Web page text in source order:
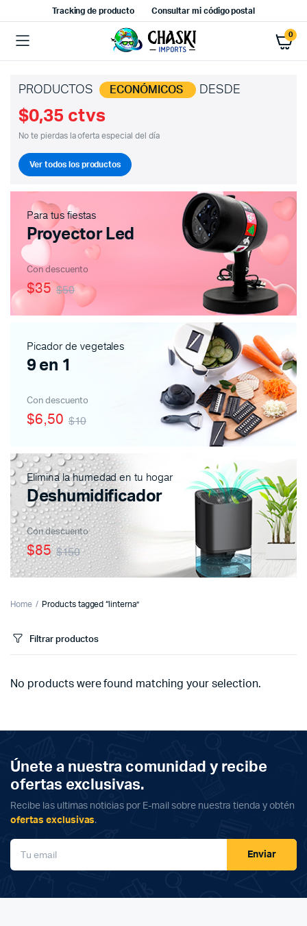
Tracking de producto Consultar mi código postal
0
PRODUCTOS ECONÓMICOS DESDE
$0,35 ctvs
No te pierdas la oferta especial del día
Ver todos los productos
Para tus fiestas
Proyector Led
Con descuento
$50
$35
Picador de vegetales
9 en 1
Con descuento
$10
$6,50
Elimina la humedad en tu hogar
Deshumidificador
Con descuento
$150
$85
Home Products tagged “linterna”
Filtrar productos
No products were found matching your selection.
Únete a nuestra comunidad y recibe
ofertas exclusivas.
Recibe las ultimas noticias por E-mail sobre nuestra tienda y obtén
ofertas exclusivas.
Enviar